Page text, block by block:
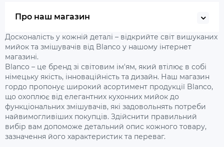
Про наш магазин
Досконалість у кожній деталі – відкрийте світ вишуканих
мийок та змішувачів від Blanco у нашому інтернет
магазині.
Blanco – це бренд зі світовим ім'ям, який втілює в собі
німецьку якість, інноваційність та дизайн. Наш магазин
гордо пропонує широкий асортимент продукції Blanco,
що охоплює від елегантних кухонних мийок до
функціональних змішувачів, які задовольнять потреби
найвимогливіших покупців. Здійснити правильний
вибір вам допоможе детальний опис кожного товару,
зазначення його характеристик та переваг.